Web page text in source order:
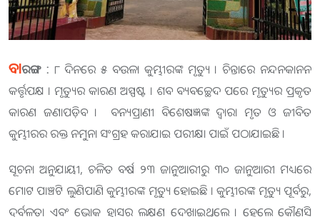
ବାରଙ୍ଗ :୮ ଦିନରେ ୫ ବଉଳା କୁମ୍ଭୀରଙ୍କ ମୃତ୍ୟୁ । ଚିନ୍ତାରେ ନନ୍ଦନକାନନ
କର୍ତ୍ତୃପକ୍ଷ । ମୃତ୍ୟୁର କାରଣ ଅସ୍ପଷ୍ଟ । ଶବ ବ୍ୟବଚ୍ଛେଦ ପରେ ମୃତ୍ୟୁର ପ୍ରକୃତ
କାରଣ ଜଣାପଡ଼ିବ । ବନ୍ୟପ୍ରାଣୀ ବିଶେଷଜ୍ଞଙ୍କ ଦ୍ଵାରା ମୃତ ଓ ଜୀବିତ
କୁମ୍ଭୀରର ରକ୍ତ ନମୁନା ସଂଗ୍ରହ କରାଯାଇ ପରୀକ୍ଷା ପାଇଁ ପଠାଯାଇଛି ।
ସୂଚନା ଅନୁଯାୟୀ, ଚଳିତ ବର୍ଷ ୨୩ ଜାନୁଆରୀରୁ ୩୦ ଜାନୁଆରୀ ମଧ୍ୟରେ
ମୋଟ ପାଞ୍ଚଟି ଲୁଣିପାଣି କୁମ୍ଭୀରଙ୍କ ମୃତ୍ୟୁ ହୋଇଛି । କୁମ୍ଭୀରଙ୍କ ମୃତ୍ୟୁ ପୂର୍ବରୁ,
ଦୁର୍ବଳତା ଏବଂ ଭୋକ ହ୍ରାସର ଲକ୍ଷଣ ଦେଖାଇଥିଲେ । ହେଲେ କୌଣସି